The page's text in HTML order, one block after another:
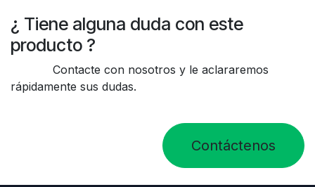
¿ Tiene alguna duda con este
producto ?
Contacte con nosotros y le aclararemos
rápidamente sus dudas.
Contáctenos